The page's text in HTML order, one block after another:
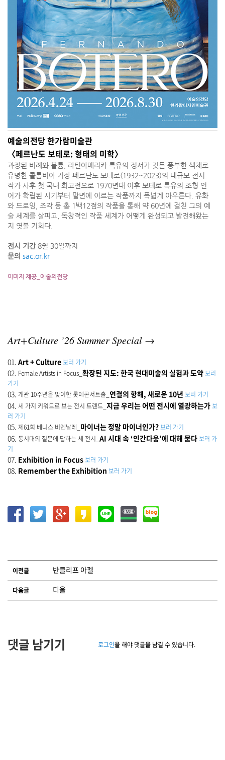
예술의전당 한가람미술관
〈페르난도 보테로: 형태의 미학〉
과장된 비례와 볼륨, 라틴아메리카 특유의 정서가 깃든 풍부한 색채로
유명한 콜롬비아 거장 페르난도 보테로(1932~2023)의 대규모 전시.
작가 사후 첫 국내 회고전으로 1970년대 이후 보테로 특유의 조형 언
어가 확립된 시기부터 말년에 이르는 작품까지 폭넓게 아우른다. 유화
와 드로잉, 조각 등 총 1백12점의 작품을 통해 약 60년에 걸친 그의 예
술 세계를 살피고, 독창적인 작품 세계가 어떻게 완성되고 발전해왔는
지 엿볼 기회다.
전시 기간 8월 30일까지
문의 sac.or.kr
이미지 제공_예술의전당
Art+Culture ’26 Summer Special →
01. Art + Culture보러 가기
02. Female Artists in Focus_ 확장된 지도: 한국 현대미술의 실험과 도약보러
가기
03. 개관 10주년을 맞이한 롯데콘서트홀_ 연결의 항해, 새로운 10년 보러 가기
04. 세 가지 키워드로 보는 전시 트렌드_ 지금 우리는 어떤 전시에 열광하는가보
러 가기
05. 제61회 베니스 비엔날레_ 마이너는 정말 마이너인가?보러 가기
06. 동시대의 질문에 답하는 세 전시_ AI 시대 속 ‘인간다움’에 대해 묻다보러 가
기
07. Exhibition in Focus보러 가기
08. Remember the Exhibition 보러 가기
글 네비게이션
이전글 반클리프 아펠
다음글 디올
댓글 남기기 로그인을 해야 댓글을 남길 수 있습니다.